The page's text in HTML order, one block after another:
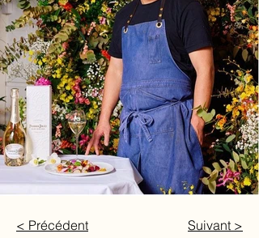
< Précédent Suivant >